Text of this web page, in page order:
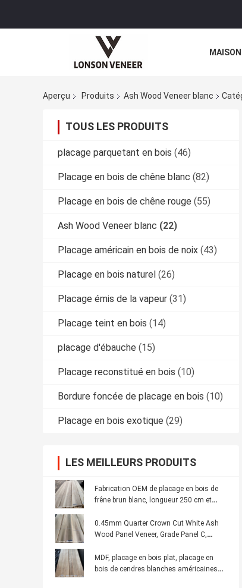
MAISON
Aperçu Produits Ash Wood Veneer blanc
TOUS LES PRODUITS
placage parquetant en bois (46)
Placage en bois de chêne blanc (82)
Placage en bois de chêne rouge (55)
Ash Wood Veneer blanc (22)
Placage américain en bois de noix (43)
Placage en bois naturel (26)
Placage émis de la vapeur (31)
Placage teint en bois (14)
placage d'ébauche (15)
Placage reconstitué en bois (10)
Bordure foncée de placage en bois (10)
Placage en bois exotique (29)
LES MEILLEURS PRODUITS
Fabrication OEM de placage en bois de
frêne brun blanc, longueur 250 cm et
0.45mm Quarter Crown Cut White Ash
Wood Panel Veneer, Grade Panel C,
MDF, placage en bois plat, placage en
bois de cendres blanches américaines